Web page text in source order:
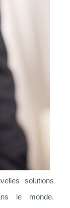
solutions
le monde.